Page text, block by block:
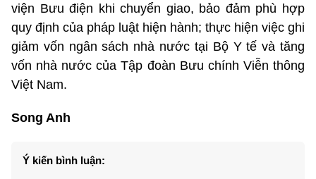
viện Bưu điện khi chuyển giao, bảo đảm phù hợp
quy định của pháp luật hiện hành; thực hiện việc ghi
giảm vốn ngân sách nhà nước tại Bộ Y tế và tăng
vốn nhà nước của Tập đoàn Bưu chính Viễn thông
Việt Nam.
Song Anh
Ý kiến bình luận: